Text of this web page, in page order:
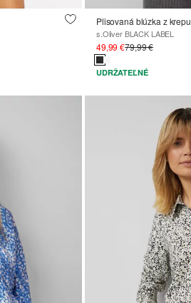
Plisovaná blúzka z krepu
s.Oliver BLACK LABEL
49,99 €79,99 €
UDRŽATEĽNÉ